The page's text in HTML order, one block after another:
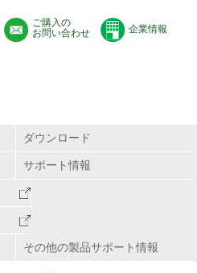
ご購入の
お問い合わせ
企業情報
ダウンロード
サポート情報
その他の製品サポート情報